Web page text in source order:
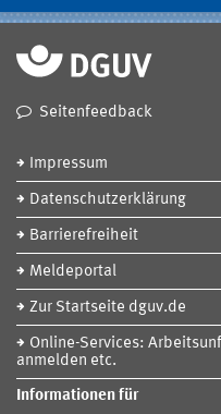
Seitenfeedback
Impressum
Datenschutzerklärung
Barrierefreiheit
Meldeportal
Zur Startseite dguv.de
Online-Services:
anmelden etc.
Informationen für